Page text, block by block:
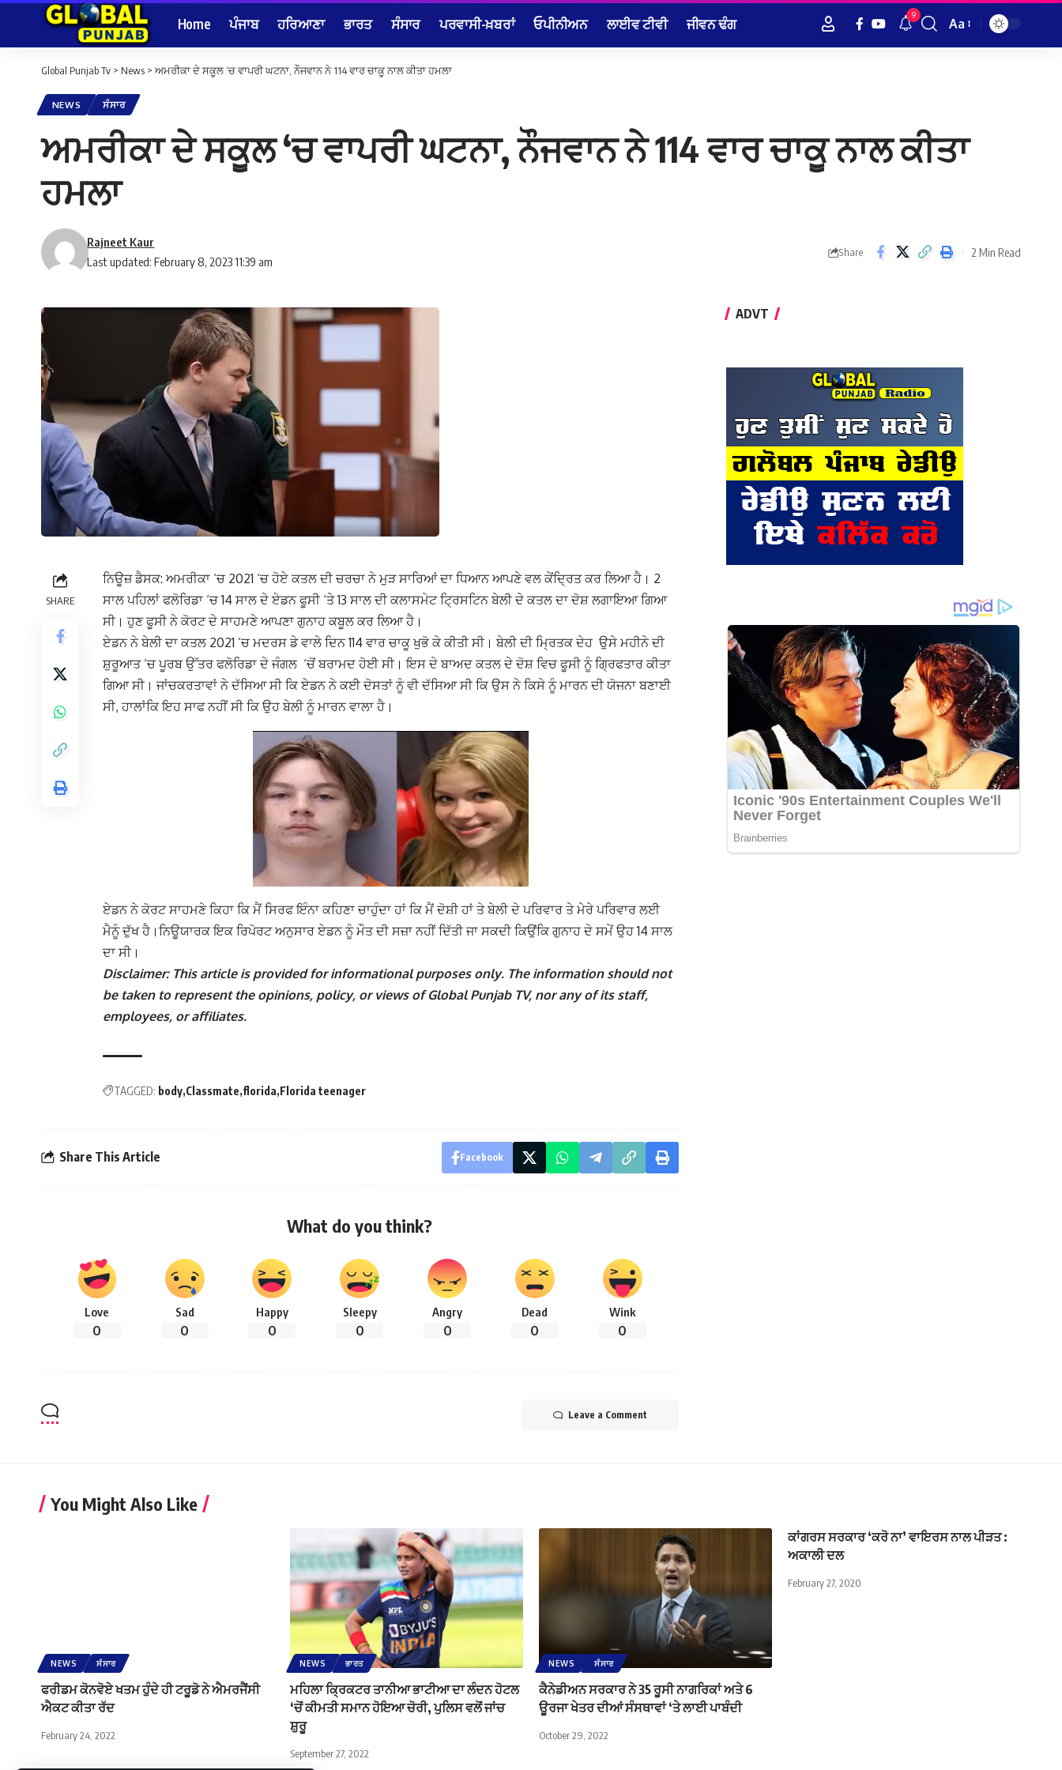
Home ਪੰਜਾਬ ਹਰਿਆਣਾ ਭਾਰਤ ਸੰਸਾਰ ਪਰਵਾਸੀ-ਖ਼ਬਰਾਂ ਓਪੀਨੀਅਨ ਲਾਈਵ ਟੀਵੀ ਜੀਵਨ ਢੰਗ 9
Font
Aa
Global Punjab Tv > News > ਅਮਰੀਕਾ ਦੇ ਸਕੂਲ ‘ਚ ਵਾਪਰੀ ਘਟਨਾ, ਨੌਜਵਾਨ ਨੇ 114 ਵਾਰ ਚਾਕੂ ਨਾਲ ਕੀਤਾ ਹਮਲਾ
NEWS ਸੰਸਾਰ
ਅਮਰੀਕਾ ਦੇ ਸਕੂਲ ‘ਚ ਵਾਪਰੀ ਘਟਨਾ, ਨੌਜਵਾਨ ਨੇ 114 ਵਾਰ ਚਾਕੂ ਨਾਲ ਕੀਤਾ
ਹਮਲਾ
Last updated: February 8, 2023 11:39 am
Rajneet Kaur
Share 2 Min Read
SHARE
ਨਿਊਜ਼ ਡੈਸਕ: ਅਮਰੀਕਾ ‘ਚ 2021 ‘ਚ ਹੋਏ ਕਤਲ ਦੀ ਚਰਚਾ ਨੇ ਮੁੜ ਸਾਰਿਆਂ ਦਾ ਧਿਆਨ ਆਪਣੇ ਵਲ ਕੇਂਦ੍ਰਿਤ ਕਰ ਲਿਆ ਹੈ। 2
ਸਾਲ ਪਹਿਲਾਂ ਫਲੋਰਿਡਾ ‘ਚ 14 ਸਾਲ ਦੇ ਏਡਨ ਫੂਸੀ ‘ਤੇ 13 ਸਾਲ ਦੀ ਕਲਾਸਮੇਟ ਟ੍ਰਿਸਟਿਨ ਬੇਲੀ ਦੇ ਕਤਲ ਦਾ ਦੋਸ਼ ਲਗਾਇਆ ਗਿਆ
ਸੀ। ਹੁਣ ਫੂਸੀ ਨੇ ਕੋਰਟ ਦੇ ਸਾਹਮਣੇ ਆਪਣਾ ਗੁਨਾਹ ਕਬੂਲ ਕਰ ਲਿਆ ਹੈ।
ਏਡਨ ਨੇ ਬੇਲੀ ਦਾ ਕਤਲ 2021 ‘ਚ ਮਦਰਸ ਡੇ ਵਾਲੇ ਦਿਨ 114 ਵਾਰ ਚਾਕੂ ਖੁਭੋ ਕੇ ਕੀਤੀ ਸੀ। ਬੇਲੀ ਦੀ ਮ੍ਰਿਤਕ ਦੇਹ ਉਸੇ ਮਹੀਨੇ ਦੀ
ਸ਼ੁਰੂਆਤ ‘ਚ ਪੂਰਬ ਉੱਤਰ ਫਲੋਰਿਡਾ ਦੇ ਜੰਗਲ ‘ਚੋਂ ਬਰਾਮਦ ਹੋਈ ਸੀ। ਇਸ ਦੇ ਬਾਅਦ ਕਤਲ ਦੇ ਦੋਸ਼ ਵਿਚ ਫੂਸੀ ਨੂੰ ਗ੍ਰਿਫਤਾਰ ਕੀਤਾ
ਗਿਆ ਸੀ। ਜਾਂਚਕਰਤਾਵਾਂ ਨੇ ਦੱਸਿਆ ਸੀ ਕਿ ਏਡਨ ਨੇ ਕਈ ਦੋਸਤਾਂ ਨੂੰ ਵੀ ਦੱਸਿਆ ਸੀ ਕਿ ਉਸ ਨੇ ਕਿਸੇ ਨੂੰ ਮਾਰਨ ਦੀ ਯੋਜਨਾ ਬਣਾਈ
ਸੀ, ਹਾਲਾਂਕਿ ਇਹ ਸਾਫ ਨਹੀਂ ਸੀ ਕਿ ਉਹ ਬੇਲੀ ਨੂੰ ਮਾਰਨ ਵਾਲਾ ਹੈ।
ਏਡਨ ਨੇ ਕੋਰਟ ਸਾਹਮਣੇ ਕਿਹਾ ਕਿ ਮੈਂ ਸਿਰਫ ਇੰਨਾ ਕਹਿਣਾ ਚਾਹੁੰਦਾ ਹਾਂ ਕਿ ਮੈਂ ਦੋਸ਼ੀ ਹਾਂ ਤੇ ਬੇਲੀ ਦੇ ਪਰਿਵਾਰ ਤੇ ਮੇਰੇ ਪਰਿਵਾਰ ਲਈ
ਮੈਨੂੰ ਦੁੱਖ ਹੈ।ਨਿਊਯਾਰਕ ਇਕ ਰਿਪੋਰਟ ਅਨੁਸਾਰ ਏਡਨ ਨੂੰ ਮੌਤ ਦੀ ਸਜ਼ਾ ਨਹੀਂ ਦਿੱਤੀ ਜਾ ਸਕਦੀ ਕਿਉਂਕਿ ਗੁਨਾਹ ਦੇ ਸਮੇਂ ਉਹ 14 ਸਾਲ
ਦਾ ਸੀ।
Disclaimer: This article is provided for informational purposes only. The information should not
be taken to represent the opinions, policy, or views of Global Punjab TV, nor any of its staff,
employees, or affiliates.
TAGGED: body Classmate florida Florida teenager
Share This Article Facebook
What do you think?
Love
0
Sad
0
Happy
0
Sleepy
0
Angry
0
Dead
0
Wink
0
Leave a Comment
ADVT
You Might Also Like
NEWS ਸੰਸਾਰ
ਫਰੀਡਮ ਕੋਨਵੋਏ ਖਤਮ ਹੁੰਦੇ ਹੀ ਟਰੂਡੋ ਨੇ ਐਮਰਜੈਂਸੀ
ਐਕਟ ਕੀਤਾ ਰੱਦ
February 24, 2022
NEWS ਭਾਰਤ
ਮਹਿਲਾ ਕ੍ਰਿਕਟਰ ਤਾਨੀਆ ਭਾਟੀਆ ਦਾ ਲੰਦਨ ਹੋਟਲ
‘ਚੋਂ ਕੀਮਤੀ ਸਮਾਨ ਹੋਇਆ ਚੋਰੀ, ਪੁਲਿਸ ਵਲੋਂ ਜਾਂਚ
ਸ਼ੁਰੂ
September 27, 2022
NEWS ਸੰਸਾਰ
ਕੈਨੇਡੀਅਨ ਸਰਕਾਰ ਨੇ 35 ਰੂਸੀ ਨਾਗਰਿਕਾਂ ਅਤੇ 6
ਊਰਜਾ ਖੇਤਰ ਦੀਆਂ ਸੰਸਥਾਵਾਂ ‘ਤੇ ਲਾਈ ਪਾਬੰਦੀ
October 29, 2022
ਕਾਂਗਰਸ ਸਰਕਾਰ ‘ਕਰੋ ਨਾ’ ਵਾਇਰਸ ਨਾਲ ਪੀੜਤ :
ਅਕਾਲੀ ਦਲ
February 27, 2020